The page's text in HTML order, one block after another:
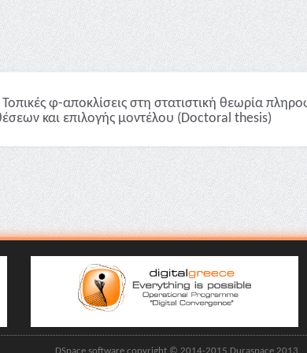
φ-αποκλίσεις στη στατιστική θεωρία
και επιλογής μοντέλου (Doctoral thesis)